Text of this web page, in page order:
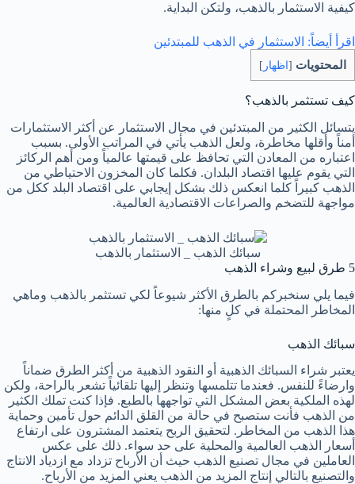
كيفية الاستثمار بالذهب، ولتكن البداية.
اقرأ أيضاً: الاستثمار في الذهب للمبتدئين
المحتويات [ اظهار ]
كيف تستثمر بالذهب؟
يتسائل الكثير من المبتدئين في مجال الاستثمار عن أكثر الاستثمارات
أمناً وأقلها مخاطرة، ولعل الذهب يأتي في المراتب الأولى. بسبب
اعتباره من المعادن التي تحافظ على قيمتها عالمياً ومن أهم الركائز
التي يقوم عليها اقتصاد البلدان. فكلما كان المخزون الاحتياطي من
الذهب كبيراً كلما انعكس ذلك بشكل إيجابي على اقتصاد البلد ككل من
مواجهة للتضخم والصراعات الاقتصادية العالمية.
سبائك الذهب _ الاستثمار بالذهب
5 طرق لبيع وشراء الذهب
فيما يلي سنخبركم بالطرق الأكثر شيوعاً لكي تستثمر بالذهب وماهي
المخاطر المحتملة في كلٍ منها:
سبائك الذهب
يعتبر شراء السبائك الذهبية أو النقود الذهبية من أكثر الطرق ضماناً
وارضاءً للنفس. فعندما تتلمسها وتنظر إليها تلقائياً تشعر بالراحة، ولكن
لهذه الملكية بعض المشكل التي تواجهها بالطبع. فإذا كنت تملك الكثير
من الذهب فأنت ستصبح في حالة من القلق الدائم حول تأمين وحماية
هذا الذهب من المخاطر. لتحقيق الربح يتعتمد المشترون على ارتفاع
أسعار الذهب العالمية والمحلية على حد سواء. ذلك على عكس
العاملين في مجال تصنيع الذهب حيث أن الأرباح تزداد مع ازدياد الانتاج
والتصنيع بالتالي إنتاج المزيد من الذهب يعني المزيد من الأرباح.